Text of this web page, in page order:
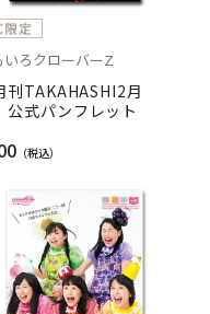
いろクローバーZ
刊TAKAHASHI2月
公式パンフレット